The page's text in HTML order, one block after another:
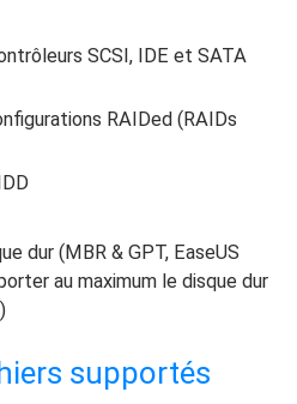
SCSI, IDE et SATA
RAIDed (RAIDs
dur (MBR & GPT, EaseUS
au maximum le disque dur
supportés